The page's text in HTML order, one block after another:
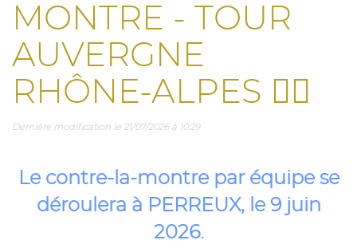
MONTRE - TOUR
AUVERGNE
RHÔNE-ALPES 🚵‍♀️
Dernière modification le 21/07/2026 à 10:29
Le contre-la-montre par équipe se
déroulera à PERREUX, le 9 juin
2026.